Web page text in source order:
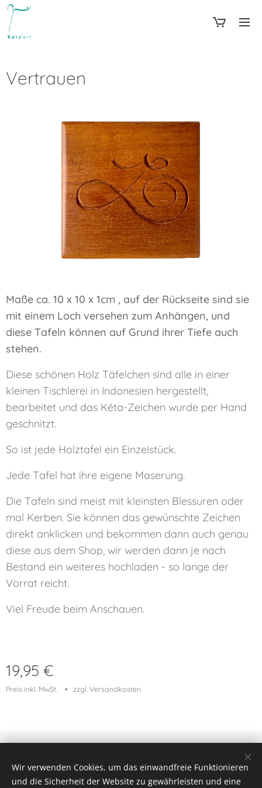
Vertrauen
Maße ca. 10 x 10 x 1cm , auf der Rückseite sind sie
mit einem Loch versehen zum Anhängen, und
diese Tafeln können auf Grund ihrer Tiefe auch
stehen.
Diese schönen Holz Täfelchen sind alle in einer
kleinen Tischlerei in Indonesien hergestellt,
bearbeitet und das Kéta-Zeichen wurde per Hand
geschnitzt.
So ist jede Holztafel ein Einzelstück.
Jede Tafel hat ihre eigene Maserung.
Die Tafeln sind meist mit kleinsten Blessuren oder
mal Kerben. Sie können das gewünschte Zeichen
direkt anklicken und bekommen dann auch genau
diese aus dem Shop, wir werden dann je nach
Bestand ein weiteres hochladen - so lange der
Vorrat reicht.
Viel Freude beim Anschauen.
19,95 €
Preis inkl. MwSt. zzgl. Versandkosten
Cookies
Wir verwenden Cookies, um das einwandfreie Funktionieren
und die Sicherheit der Website zu gewährleisten und eine